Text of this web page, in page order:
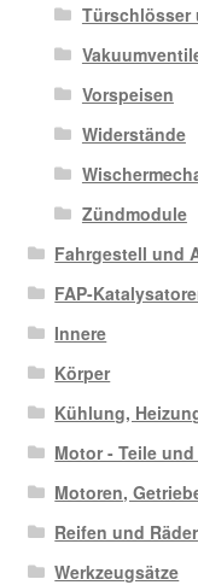
Türschlösser
Vorspeisen
Widerstände
Zündmodule
Fahrgestell und
FAP-
Innere
Körper
Kühlung,
Motor - Teile
Motoren,
Reifen und Räder
Werkzeugsätze